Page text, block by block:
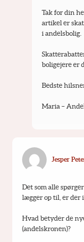
Tak for din
artikel er
i andelsbolig.
boligejere er
Bedste
Maria –
Jesper
Det som alle
lægger op til, er der
Hvad betyder de
(andelskronen)?